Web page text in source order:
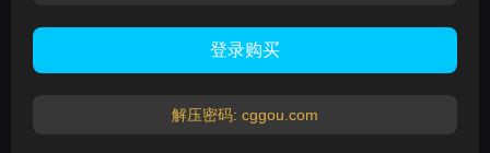
登录购买
解压密码: cggou.com